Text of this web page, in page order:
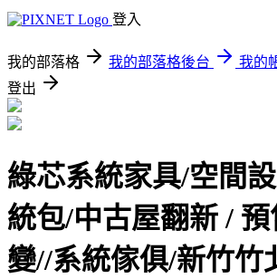
登入
我的部落格 我的部落格後台
我的
登出
綠芯系統家具/空間
統包/中古屋翻新 /
變//系統傢俱/新竹竹